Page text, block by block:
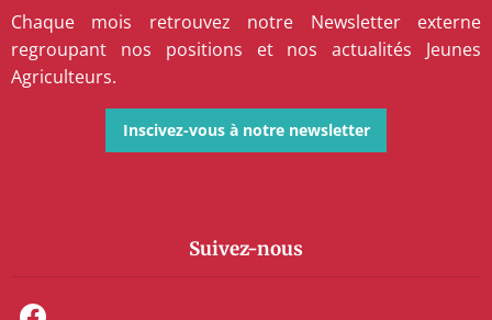
Chaque mois retrouvez notre Newsletter externe
regroupant nos positions et nos actualités Jeunes
Agriculteurs.
Inscivez-vous à notre newsletter
Suivez-nous